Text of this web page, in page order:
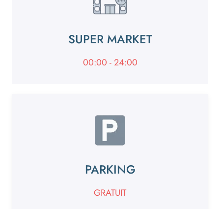
SUPER MARKET
00:00 - 24:00
PARKING
GRATUIT